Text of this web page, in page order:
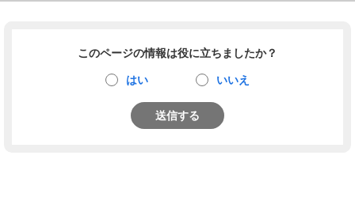
このページの情報は役に立ちましたか？
はい いいえ
送信する